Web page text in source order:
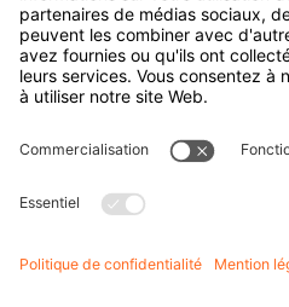
Entreprise
À propos d' HUBTEX
À propos d' HUBTEX France
Durabilité
Contact
Connaissances